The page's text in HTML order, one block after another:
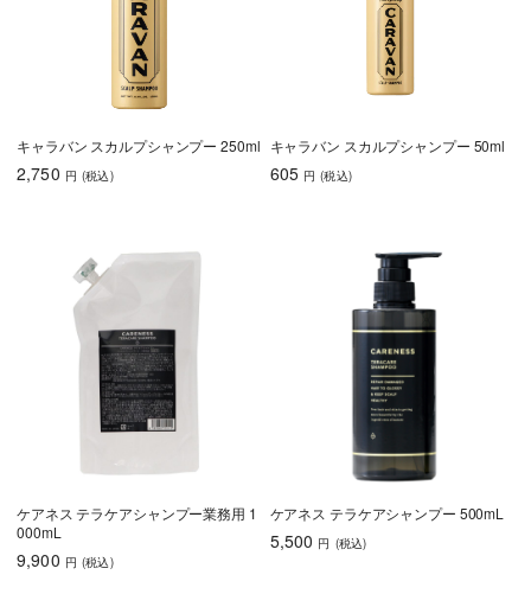
キャラバン スカルプシャンプー 250ml
2,750 円 (税込)
キャラバン スカルプシャンプー 50ml
605 円 (税込)
ケアネス テラケアシャンプー業務用 1
000mL
9,900 円 (税込)
ケアネス テラケアシャンプー 500mL
5,500 円 (税込)